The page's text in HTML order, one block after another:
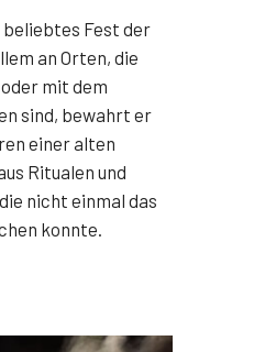
Fest der
an Orten, die
mit dem
sind, bewahrt er
einer alten
Ritualen und
nicht einmal das
konnte.